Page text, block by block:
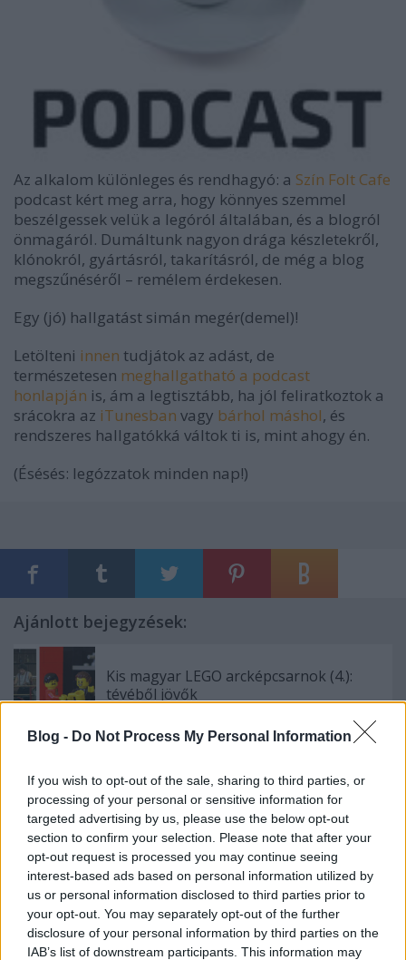
Blog - Do Not Process My Personal Information
If you wish to opt-out of the sale, sharing to third parties, or
processing of your personal or sensitive information for
targeted advertising by us, please use the below opt-out
section to confirm your selection. Please note that after your
opt-out request is processed you may continue seeing
interest-based ads based on personal information utilized by
us or personal information disclosed to third parties prior to
your opt-out. You may separately opt-out of the further
disclosure of your personal information by third parties on the
IAB’s list of downstream participants. This information may
Az alkalom különleges és rendhagyó: a Szín Folt Cafe
podcast kért meg arra, hogy könnyes szemmel
beszélgessek velük a legóról általában, és a blogról
önmagáról. Dumáltunk nagyon drága készletekről,
klónokról, gyártásról, takarításról, de még a blog
megszűnéséről – remélem érdekesen.
Egy (jó) hallgatást simán megér(demel)!
Letölteni innen tudjátok az adást, de
természetesen meghallgatható a podcast
honlapján is, ám a legtisztább, ha jól feliratkoztok a
srácokra az iTunesban vagy bárhol máshol, és
rendszeres hallgatókká váltok ti is, mint ahogy én.
(Ésésés: legózzatok minden nap!)
Ajánlott bejegyzések:
Kis magyar LEGO arcképcsarnok (4.):
tévéből jövők
Kis magyar LEGO arcképcsarnok (3.):
politikusok
Kis magyar LEGO arcképcsarnok (1.):
sportolók